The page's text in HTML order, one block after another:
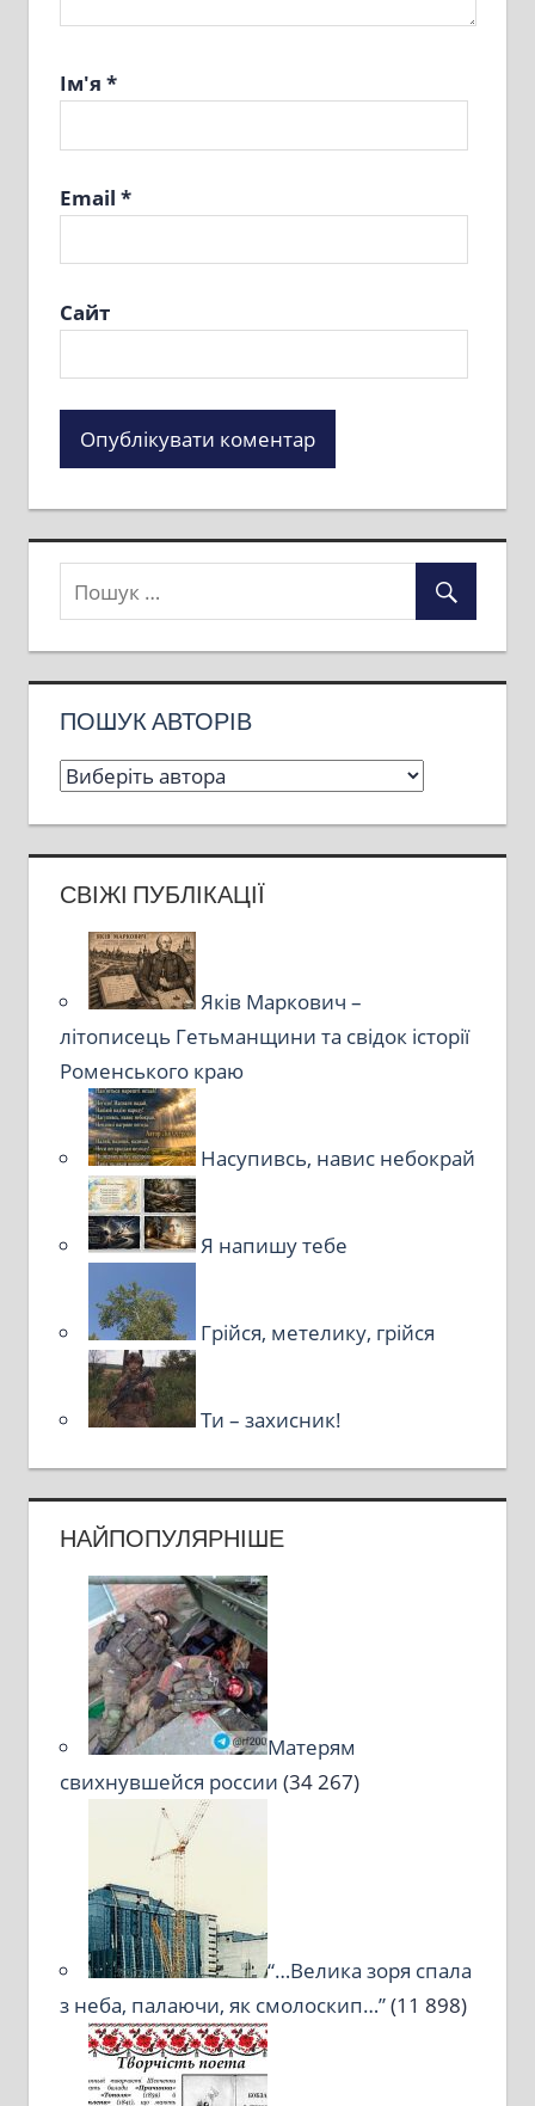
Ім'я *
Email *
Сайт
ПОШУК АВТОРІВ
СВІЖІ ПУБЛІКАЦІЇ
Яків Маркович –
літописець Гетьманщини та свідок історії
Роменського краю
Насупивсь, навис небокрай
Я напишу тебе
Грійся, метелику, грійся
Ти – захисник!
НАЙПОПУЛЯРНІШЕ
Матерям
свихнувшейся россии (34 267)
“…Велика зоря спала
з неба, палаючи, як смолоскип…”(11 898)